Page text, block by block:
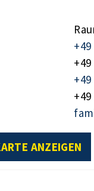
+49
+49
+49
ANZEIGEN